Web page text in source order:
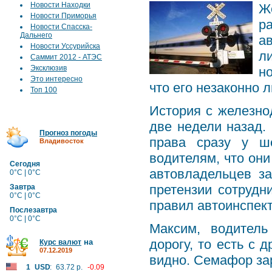
Новости Находки
Новости Приморья
Новости Спасска-
Дальнего
Новости Уссурийска
Саммит 2012 - АТЭС
Эксклюзив
Это интересно
Топ 100
Прогноз погоды
Владивосток
Сегодня
0°C | 0°C
Завтра
0°C | 0°C
Послезавтра
0°C | 0°C
Курс валют на
07.12.2019
1 USD: 63.72 р. -0.09
что его незаконно
История с
две недели назад.
права сразу у
водителям, что
автовладельцев
претензии
правил
Максим,
дорогу, то есть с
видно. Семафор